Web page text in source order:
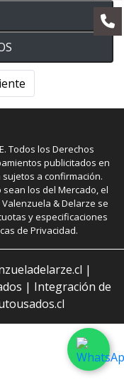
Todos los Derechos
publicitados en
a confirmación.
los del Mercado, el
& Delarze se
y especificaciones
de Privacidad.
|
| Integración de